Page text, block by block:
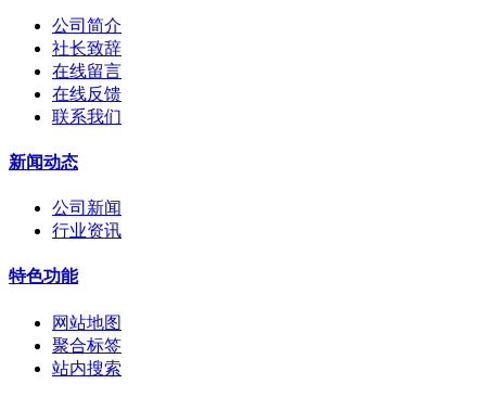
公司简介
社长致辞
在线留言
在线反馈
联系我们
新闻动态
公司新闻
行业资讯
特色功能
网站地图
聚合标签
站内搜索